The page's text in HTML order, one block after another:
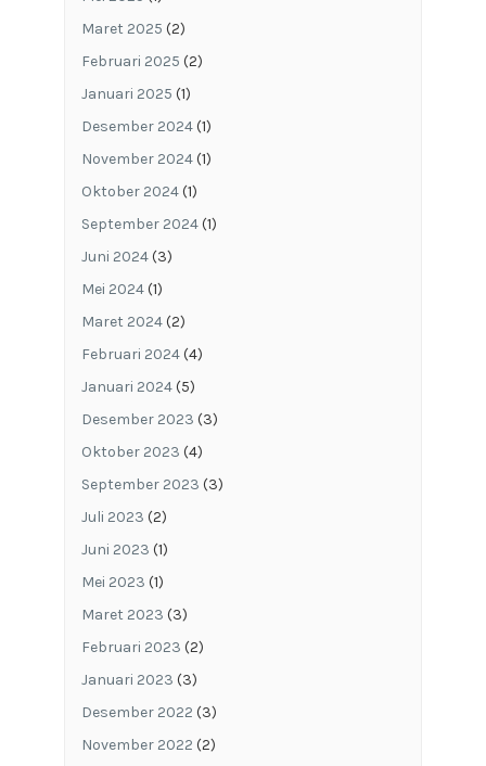
Maret 2025 (2)
Februari 2025 (2)
Januari 2025 (1)
Desember 2024(1)
November 2024(1)
Oktober 2024(1)
September 2024(1)
Juni 2024(3)
Mei 2024(1)
Maret 2024(2)
Februari 2024(4)
Januari 2024(5)
Desember 2023 (3)
Oktober 2023 (4)
September 2023 (3)
Juli 2023 (2)
Juni 2023 (1)
Mei 2023 (1)
Maret 2023 (3)
Februari 2023 (2)
Januari 2023 (3)
Desember 2022 (3)
November 2022 (2)